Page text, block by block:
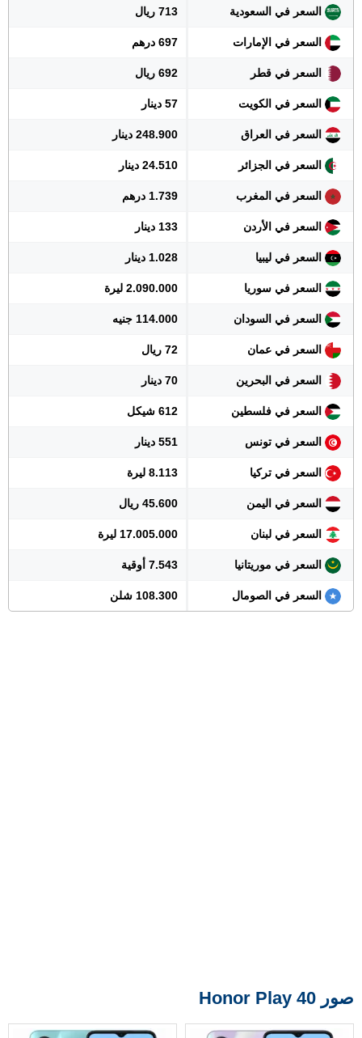
السعر في السعودية 713 ريال
السعر في الإمارات 697 درهم
السعر في قطر 692 ريال
السعر في الكويت 57 دينار
السعر في العراق 248.900 دينار
السعر في الجزائر 24.510 دينار
السعر في المغرب 1.739 درهم
السعر في الأردن 133 دينار
السعر في ليبيا 1.028 دينار
السعر في سوريا 2.090.000 ليرة
السعر في السودان 114.000 جنيه
السعر في عمان 72 ريال
السعر في البحرين 70 دينار
السعر في فلسطين 612 شيكل
السعر في تونس 551 دينار
السعر في تركيا 8.113 ليرة
السعر في اليمن 45.600 ريال
السعر في لبنان 17.005.000 ليرة
السعر في موريتانيا 7.543 أوقية
السعر في الصومال 108.300 شلن
صور Honor Play 40